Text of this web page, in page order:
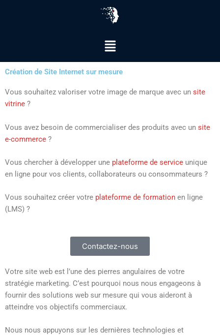
Menu
Création de Site Internet sur mesure
Vous souhaitez valoriser votre image de marque avec un site
vitrine ?
Vous avez besoin de commercialiser des produits avec un site
e-commerce ?
Vous chercher à développer une plateforme de service unique
en ligne pour vos clients, collaborateurs ou consommateurs ?
Vous souhaitez créer votre plateforme de formation en ligne
(LMS) ?
Contactez-nous
Votre site web est l’une des pierres angulaires de votre
stratégie marketing. C’est pourquoi nous nous engageons à
fournir des solutions web sur mesure qui vous aideront à
atteindre vos objectifs commerciaux.
Nous nous appuyons sur les dernières technologies et